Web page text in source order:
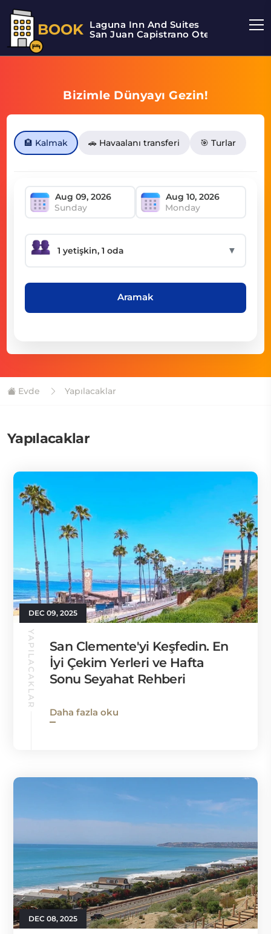
BOOK Laguna Inn And Suites
San Juan Capistrano Otel
Bizimle Dünyayı Gezin!
🏨 Kalmak 🚗 Havaalanı transferi 🎯 Turlar
Sunday Monday
▼
Aramak
Evde Yapılacaklar
Yapılacaklar
DEC 09, 2025
YAPILACAKLAR
San Clemente'yi Keşfedin. En
İyi Çekim Yerleri ve Hafta
Sonu Seyahat Rehberi
Daha fazla oku
DEC 08, 2025